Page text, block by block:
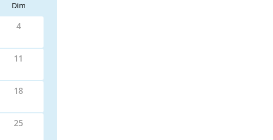
Dim
4
11
18
25